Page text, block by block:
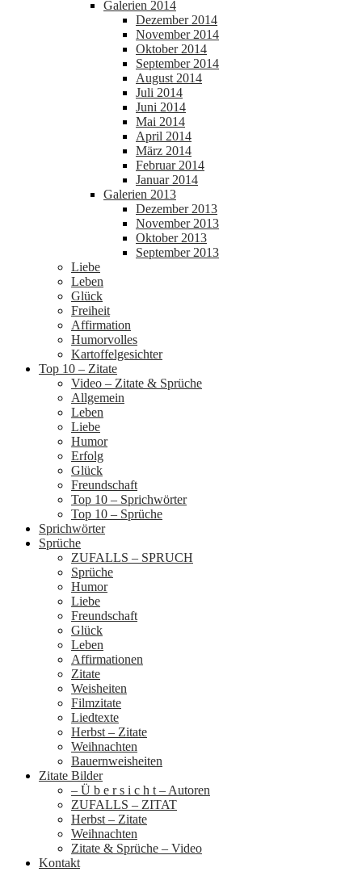
Galerien 2014
Dezember 2014
November 2014
Oktober 2014
September 2014
August 2014
Juli 2014
Juni 2014
Mai 2014
April 2014
März 2014
Februar 2014
Januar 2014
Galerien 2013
Dezember 2013
November 2013
Oktober 2013
September 2013
Liebe
Leben
Glück
Freiheit
Affirmation
Humorvolles
Kartoffelgesichter
Top 10 – Zitate
Video – Zitate & Sprüche
Allgemein
Leben
Liebe
Humor
Erfolg
Glück
Freundschaft
Top 10 – Sprichwörter
Top 10 – Sprüche
Sprichwörter
Sprüche
ZUFALLS – SPRUCH
Sprüche
Humor
Liebe
Freundschaft
Glück
Leben
Affirmationen
Zitate
Weisheiten
Filmzitate
Liedtexte
Herbst – Zitate
Weihnachten
Bauernweisheiten
Zitate Bilder
– Ü b e r s i c h t – Autoren
ZUFALLS – ZITAT
Herbst – Zitate
Weihnachten
Zitate & Sprüche – Video
Kontakt